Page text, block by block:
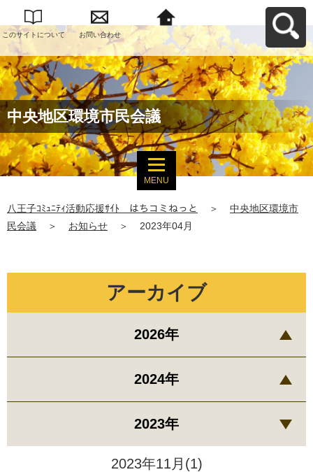
このサイトについて お問い合わせ
八王子ｺﾐｭﾆﾃｨ活動応
援ｻｲﾄ はちコミねっ
とへ戻る
中央地区環境市民会議
MENU
八王子ｺﾐｭﾆﾃｨ活動応援ｻｲﾄ はちコミねっと ＞
中央地区環境市
民会議
＞ お知らせ ＞ 2023年04月
アーカイブ
2026年
2024年
2023年
2023年11月(1)